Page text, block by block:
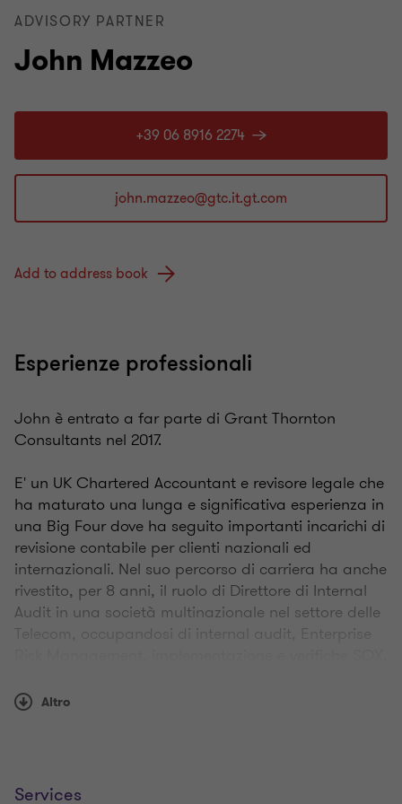
John Mazzeo
ADVISORY PARTNER
+39 06 8916 2274
Add to address book
Esperienze professionali
John è entrato a far parte di Grant Thornton
Consultants nel 2017.
E' un UK Chartered Accountant e revisore legale che
ha maturato una lunga e significativa esperienza in
una Big Four dove ha seguito importanti incarichi di
revisione contabile per clienti nazionali ed
internazionali. Nel suo percorso di carriera ha anche
rivestito, per 8 anni, il ruolo di Direttore di Internal
Audit in una società multinazionale nel settore delle
Telecom, occupandosi di internal audit, Enterprise
membro dell'Organismo di Vigilanza. Le aree di
nei settori delle telecomunicazioni e media,
Altro
Services